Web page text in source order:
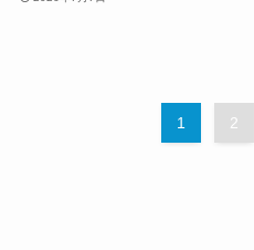
1 2